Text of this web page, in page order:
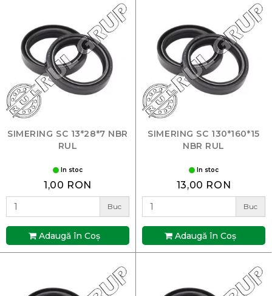
SIMERING SC 13*28*7 NBR
RUL
In stoc
1,00 RON
Buc
Adaugă în Coş
SIMERING SC 130*160*15
NBR RUL
In stoc
13,00 RON
Buc
Adaugă în Coş